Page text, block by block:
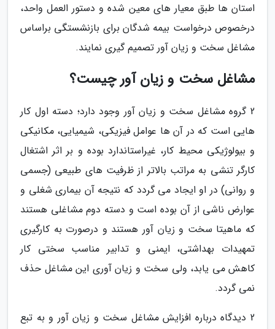
استان ها طبق معیار های معین شده و دستور العمل واحد،
درخصوص درخواست بیمه شدگان برای بازنشستگی براساس
مشاغل سخت و زیان آور تصمیم گیری نمایند.
مشاغل سخت و زیان آور چیست؟
2 گروه مشاغل سخت و زیان آور وجود دارد؛ دسته اول کار
هایی است که در آن ها عوامل فیزیکی، شیمیایی، مکانیکی
و بیولوژیکی محیط کار، غیراستاندارد بوده و بر اثر اشتغال
کارگر تنشی به مراتب بالاتر از ظرفیت های طبیعی (جسمی
و روانی) در او ایجاد می گردد که نتیجه آن بیماری شغلی و
عوارض ناشی از آن بوده است و دسته دوم مشاغلی هستند
که ماهیتا سخت و زیان آور هستند و درصورت به کارگیری
تمهیدات بهداشتی، ایمنی و تدابیر مناسب سختی کار
کاهش می یابد، ولی سخت و زیان آوری این مشاغل حذف
نمی گردد.
2 دیدگاه درباره افزایش مشاغل سخت و زیان آور و به تبع